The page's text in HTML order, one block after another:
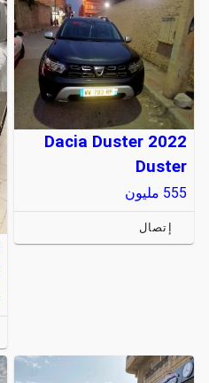
Dacia Duster 2022
Duster
555 مليون
إتصال